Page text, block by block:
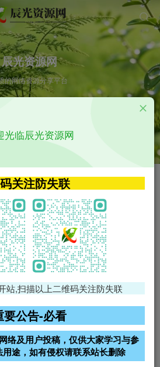
辰光资源网
的网络资源分享平台
APP源码
影视源码
影视源码
腾讯轻量4核4G3M服务器38元/
68元/
雨云高防免备案服务器
光临辰光资源网
关注防失联
站,扫描以上二维码关注防失联
要公告-必看
络及用户投稿，仅供大家学习与参
途，如有侵权请联系站长删除